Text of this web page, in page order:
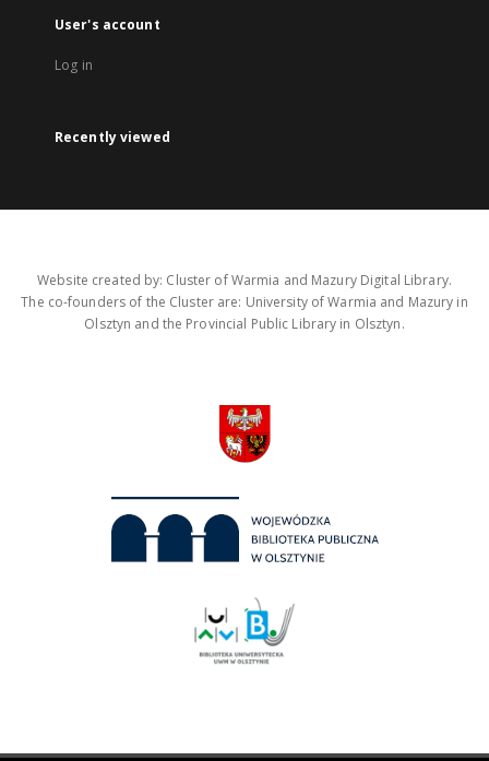
User's account
Log in
Recently viewed
Website created by: Cluster of Warmia and Mazury Digital Library.
The co-founders of the Cluster are: University of Warmia and Mazury in
Olsztyn and the Provincial Public Library in Olsztyn.